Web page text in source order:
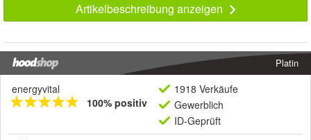
Artikelbeschreibung anzeigen
Platin
energyvital
100% positiv
1918 Verkäufe
Gewerblich
ID-Geprüft